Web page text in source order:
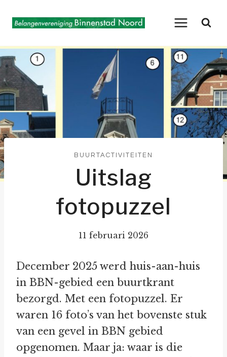
naar
BUURTACTIVITEITEN
Uitslag
fotopuzzel
11 februari 2026
December 2025 werd huis-aan-huis
in BBN-gebied een buurtkrant
bezorgd. Met een fotopuzzel. Er
waren 16 foto’s van het bovenste stuk
van een gevel in BBN gebied
opgenomen. Maar ja: waar is die